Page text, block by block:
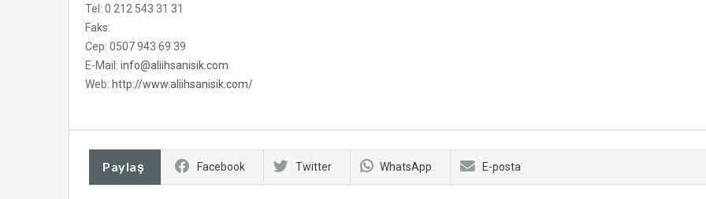
Tel: 0 212 543 31 31
Faks:
Cep: 0507 943 69 39
E-Mail: info@aliihsanisik.com
Web: http://www.aliihsanisik.com/
Paylaş Facebook Twitter WhatsApp E-posta